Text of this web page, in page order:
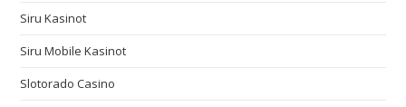
Siru Kasinot
Siru Mobile Kasinot
Slotorado Casino